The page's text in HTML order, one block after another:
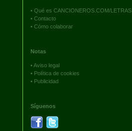
• Qué es CANCIONEROS.COM/LETRAS
• Contacto
• Cómo colaborar
Notas
•Aviso legal
• Política de cookies
• Publicidad
Síguenos